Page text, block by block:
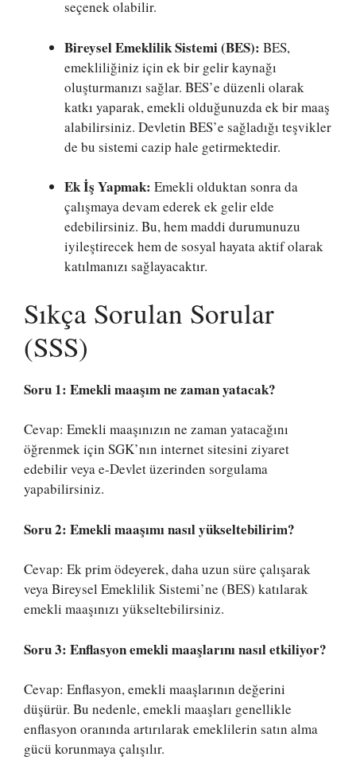
seçenek olabilir.
Bireysel Emeklilik Sistemi (BES): BES,
emekliliğiniz için ek bir gelir kaynağı
oluşturmanızı sağlar. BES’e düzenli olarak
katkı yaparak, emekli olduğunuzda ek bir maaş
alabilirsiniz. Devletin BES’e sağladığı teşvikler
de bu sistemi cazip hale getirmektedir.
Ek İş Yapmak: Emekli olduktan sonra da
çalışmaya devam ederek ek gelir elde
edebilirsiniz. Bu, hem maddi durumunuzu
iyileştirecek hem de sosyal hayata aktif olarak
katılmanızı sağlayacaktır.
Sıkça Sorulan Sorular
(SSS)
Soru 1: Emekli maaşım ne zaman yatacak?
Cevap: Emekli maaşınızın ne zaman yatacağını
öğrenmek için SGK’nın internet sitesini ziyaret
edebilir veya e-Devlet üzerinden sorgulama
yapabilirsiniz.
Soru 2: Emekli maaşımı nasıl yükseltebilirim?
Cevap: Ek prim ödeyerek, daha uzun süre çalışarak
veya Bireysel Emeklilik Sistemi’ne (BES) katılarak
emekli maaşınızı yükseltebilirsiniz.
Soru 3: Enflasyon emekli maaşlarını nasıl etkiliyor?
Cevap: Enflasyon, emekli maaşlarının değerini
düşürür. Bu nedenle, emekli maaşları genellikle
enflasyon oranında artırılarak emeklilerin satın alma
gücü korunmaya çalışılır.